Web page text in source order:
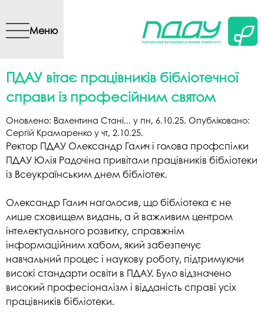
вмісту
Меню
ПДАУ вітає працівників бібліотечної
справи із професійним святом
Оновлено: Валентина Стані... у пн, 6.10.25. Опубліковано:
Сергій Крамаренко у чт, 2.10.25.
Ректор ПДАУ Олександр Галич і голова профспілки
ПДАУ Юлія Радочіна привітали працівників бібліотеки
із Всеукраїнським днем бібліотек.
Олександр Галич наголосив, що бібліотека є не
лише сховищем видань, а й важливим центром
інтелектуального розвитку, справжнім
інформаційним хабом, який забезпечує
навчальний процес і наукову роботу, підтримуючи
високі стандарти освіти в ПДАУ. Було відзначено
високий професіоналізм і відданість справі усіх
працівників бібліотеки.